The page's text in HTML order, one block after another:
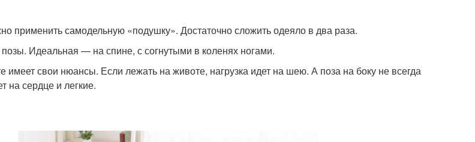
применить самодельную «подушку». Достаточно сложить одеяло в два раза.
Идеальная — на спине, с согнутыми в коленях ногами.
имеет свои нюансы. Если лежать на животе, нагрузка идет на шею. А поза на боку не всегда
на сердце и легкие.